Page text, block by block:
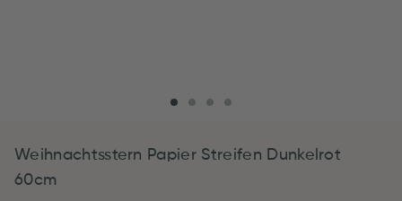
Weihnachtsstern Papier Streifen Dunkelrot
60cm